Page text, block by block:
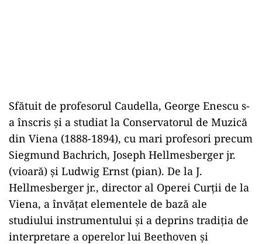
Sfătuit de profesorul Caudella, George Enescu s-
a înscris şi a studiat la Conservatorul de Muzică
din Viena (1888-1894), cu mari profesori precum
Siegmund Bachrich, Joseph Hellmesberger jr.
(vioară) şi Ludwig Ernst (pian). De la J.
Hellmesberger jr., director al Operei Curţii de la
Viena, a învăţat elementele de bază ale
studiului instrumentului şi a deprins tradiţia de
interpretare a operelor lui Beethoven şi